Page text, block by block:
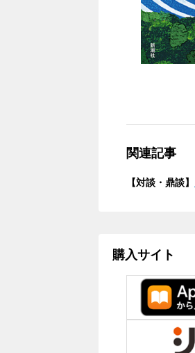
関連記事
【対談・鼎談】
購入サイト